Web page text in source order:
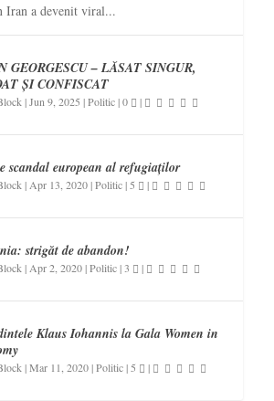
Iran a devenit viral...
GEORGESCU – LĂSAT SINGUR,
ȘI CONFISCAT
|Jun 9, 2025 |Politic|0 |
scandal european al refugiaților
| Apr 13, 2020|Politic| 5 |
strigăt de abandon!
| Apr 2, 2020|Politic|3 |
Klaus Iohannis la Gala Women in
|Mar 11, 2020|Politic| 5 |